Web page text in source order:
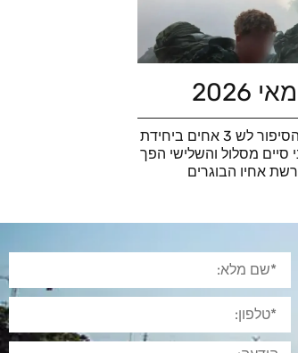
סוף מסלול יהלם מאי 2026 : הסיפור לש 3 אחים ביחידת
סיים מסלול והשלישי הפך
אחיו הבוגרים